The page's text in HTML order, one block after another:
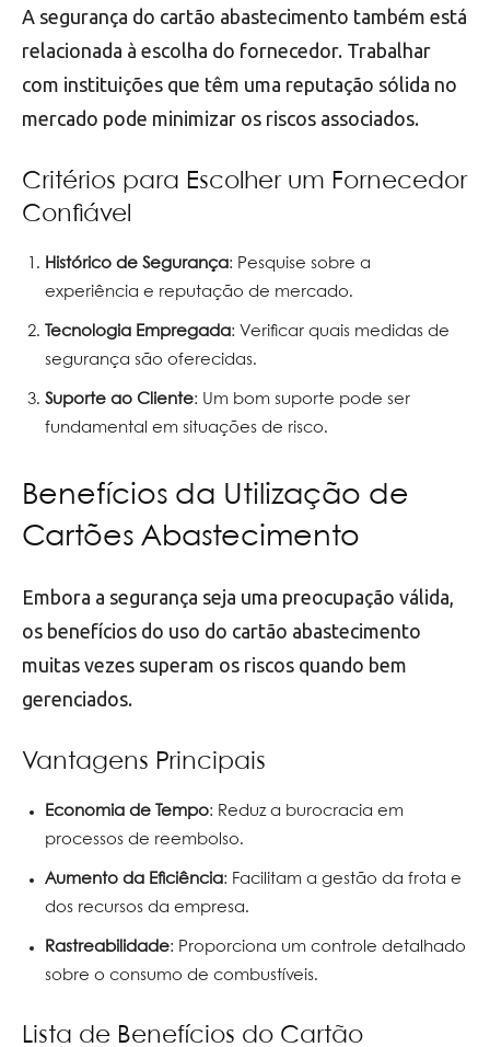
A segurança do cartão abastecimento também está
relacionada à escolha do fornecedor. Trabalhar
com instituições que têm uma reputação sólida no
mercado pode minimizar os riscos associados.
Critérios para Escolher um Fornecedor
Confiável
Histórico de Segurança: Pesquise sobre a
experiência e reputação de mercado.
Tecnologia Empregada: Verificar quais medidas de
segurança são oferecidas.
Suporte ao Cliente: Um bom suporte pode ser
fundamental em situações de risco.
Benefícios da Utilização de
Cartões Abastecimento
Embora a segurança seja uma preocupação válida,
os benefícios do uso do cartão abastecimento
muitas vezes superam os riscos quando bem
gerenciados.
Vantagens Principais
Economia de Tempo: Reduz a burocracia em
processos de reembolso.
Aumento da Eficiência: Facilitam a gestão da frota e
dos recursos da empresa.
Rastreabilidade: Proporciona um controle detalhado
sobre o consumo de combustíveis.
Lista de Benefícios do Cartão